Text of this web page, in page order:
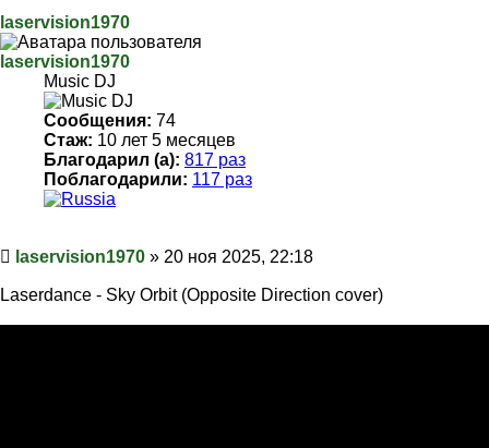
началу
laservision1970
laservision1970
Music DJ
Сообщения: 74
Стаж: 10 лет 5 месяцев
Благодарил (а): 817 раз
Поблагодарили: 117 раз
Сообщение
laservision1970 » 20 ноя 2025, 22:18
Laserdance - Sky Orbit (Opposite Direction cover)